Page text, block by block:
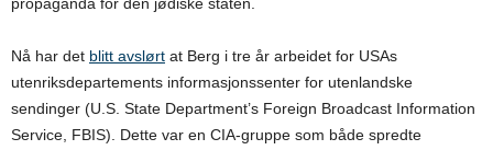
Nå har det blitt avslørt at Berg i tre år arbeidet for USAs
utenriksdepartements informasjonssenter for utenlandske
sendinger (U.S. State Department’s Foreign Broadcast Information
Service, FBIS). Dette var en CIA-gruppe som både spredte